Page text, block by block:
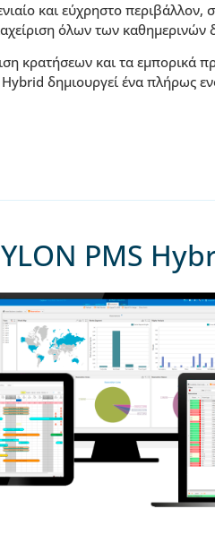
και εύχρηστο περιβάλλον,
όλων των καθημερινών
κρατήσεων και τα εμπορικά
δημιουργεί ένα πλήρως
PMS